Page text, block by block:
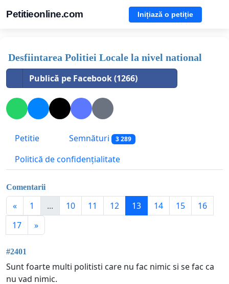
Petitieonline.com Inițiază o petiție
Desfiintarea Politiei Locale la nivel national
Publică pe Facebook (1266)
Petitie Semnături 3 289
Politică de confidențialitate
Comentarii
« 1 ... 10 11 12 13 14 15
16
17
»
#2401
Sunt foarte multi politisti care nu fac nimic si se fac ca
nu vad nimic.